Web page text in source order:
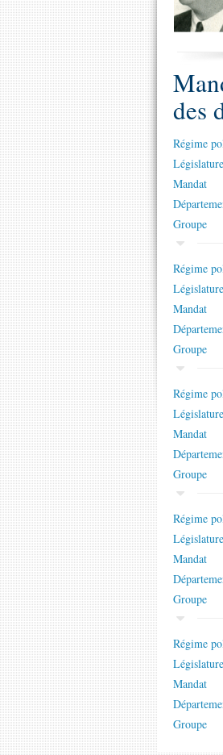
des
Régime
Législature
Mandat
Groupe
Régime
Législature
Mandat
Groupe
Régime
Législature
Mandat
Groupe
Régime
Législature
Mandat
Groupe
Régime
Législature
Mandat
Groupe